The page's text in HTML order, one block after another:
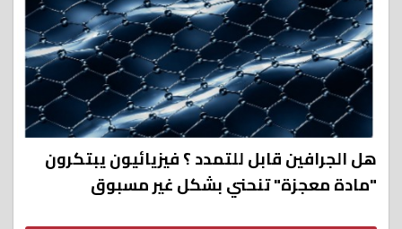
هل الجرافين قابل للتمدد ؟ فيزيائيون يبتكرون
"مادة معجزة" تنحني بشكل غير مسبوق